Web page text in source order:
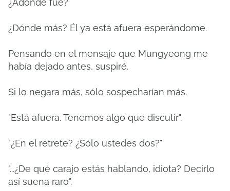
¿Adónde fue?
¿Dónde más? Él ya está afuera esperándome.
Pensando en el mensaje que Mungyeong me
había dejado antes, suspiré.
Si lo negara más, sólo sospecharían más.
"Está afuera. Tenemos algo que discutir".
"¿En el retrete? ¿Sólo ustedes dos?"
"...¿De qué carajo estás hablando, idiota? Decirlo
así suena raro".